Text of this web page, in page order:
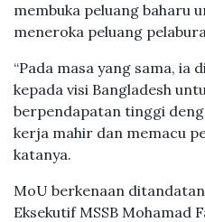
membuka peluang baharu
meneroka peluang
“Pada masa yang sama, ia
kepada visi Bangladesh
berpendapatan tinggi
kerja mahir dan memacu
katanya.
MoU berkenaan
Eksekutif MSSB Mohamad